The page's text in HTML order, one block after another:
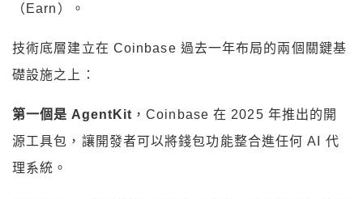
（Earn）。
技術底層建立在 Coinbase 過去一年布局的兩個關鍵基
礎設施之上：
第一個是 AgentKit ，Coinbase 在 2025 年推出的開
源工具包，讓開發者可以將錢包功能整合進任何 AI 代
理系統。